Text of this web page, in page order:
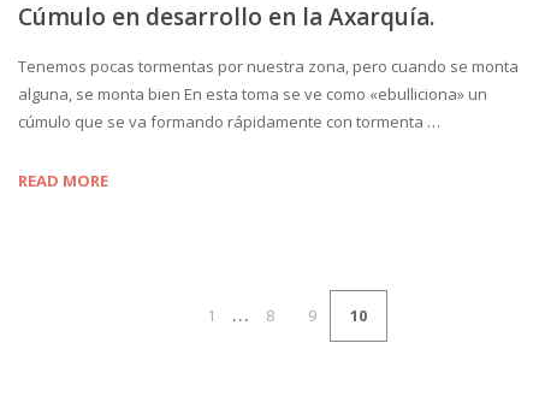
Cúmulo en desarrollo en la Axarquía.
Tenemos pocas tormentas por nuestra zona, pero cuando se monta
alguna, se monta bien En esta toma se ve como «ebulliciona» un
cúmulo que se va formando rápidamente con tormenta …
READ MORE
1 … 8 9 10